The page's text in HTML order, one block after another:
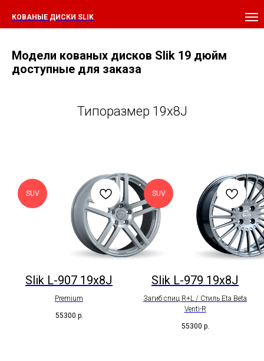
КОВАНЫЕ ДИСКИ SLIK
Модели кованых дисков Slik 19 дюйм
доступные для заказа
Типоразмер 19x8J
SUV
Slik L-907 19x8J
Premium
55300 р.
SUV
Slik L-979 19x8J
Загиб спиц R+L / Стиль Eta Beta
Venti-R
55300 р.